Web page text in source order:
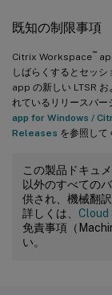
既知の制限事項
Citrix Workspace™
しばらくするとセッ
app の新しい LTSR
れているリリースバー
app for Windows /
Releases を参照して
この製品ドキュ
以外のすべての
供され、機械翻
詳しくは、 Cloud
免責事項（
い。